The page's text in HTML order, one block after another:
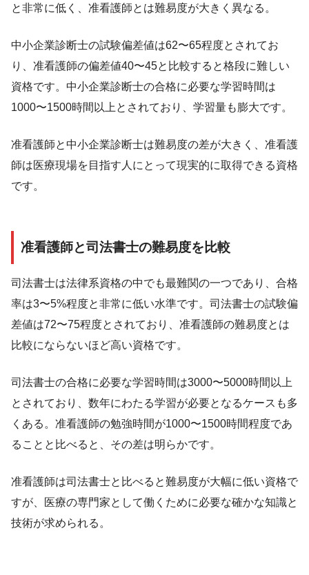
と非常に低く、准看護師とは難易度が大きく異なる。
中小企業診断士の試験偏差値は62〜65程度とされてお
り、准看護師の偏差値40〜45と比較すると格段に難しい
資格です。中小企業診断士の合格に必要な学習時間は
1000〜1500時間以上とされており、学習量も膨大です。
准看護師と中小企業診断士は難易度の差が大きく、准看護
師は医療現場を目指す人にとって現実的に取得できる資格
です。
准看護師と司法書士の難易度を比較
司法書士は法律系資格の中でも最難関の一つであり、合格
率は3〜5%程度と非常に低い水準です。司法書士の試験偏
差値は72〜75程度とされており、准看護師の難易度とは
比較にならないほど高い資格です。
司法書士の合格に必要な学習時間は3000〜5000時間以上
とされており、数年にわたる学習が必要となるケースも多
くある。准看護師の勉強時間が1000〜1500時間程度であ
ることと比べると、その差は明らかです。
准看護師は司法書士と比べると難易度が大幅に低い資格で
すが、医療の専門家として働くために必要な確かな知識と
技術が求められる。